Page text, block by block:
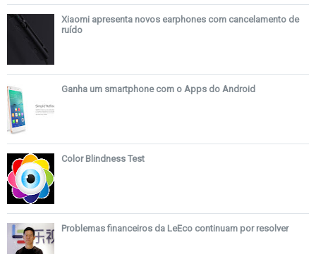
Xiaomi apresenta novos earphones com cancelamento de
ruído
Ganha um smartphone com o Apps do Android
Color Blindness Test
Problemas financeiros da LeEco continuam por resolver